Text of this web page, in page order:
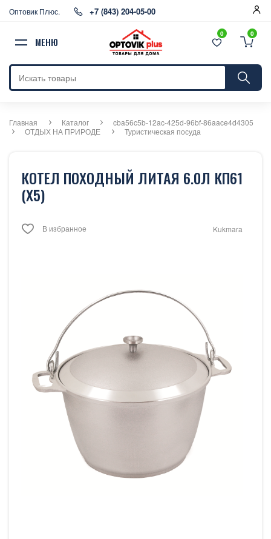
Оптовик Плюс. +7 (843) 204-05-00
МЕНЮ
0 0
Главная Каталог
cba56c5b-12ac-425d-96bf-86aace4d4305
ОТДЫХ НА ПРИРОДЕ
Туристическая посуда
КОТЕЛ ПОХОДНЫЙ ЛИТАЯ 6.0Л КП61
(Х5)
Kukmara
В избранное